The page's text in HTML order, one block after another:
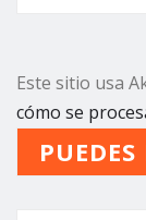
Este sitio usa
cómo se